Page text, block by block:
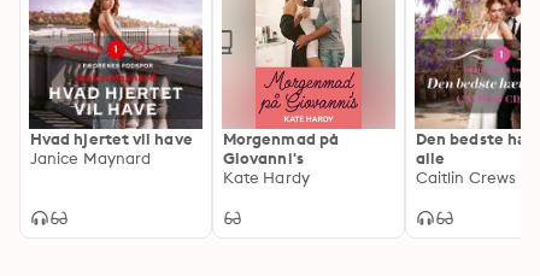
Hvad hjertet vil have
Janice Maynard
Morgenmad på
Giovanni's
Kate Hardy
Den bedste
alle
Caitlin Crews